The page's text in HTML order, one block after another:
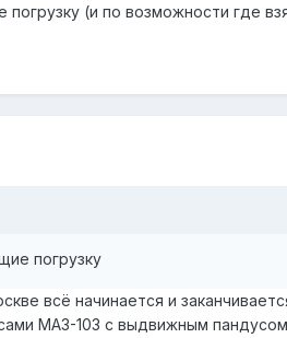
(и по возможности где
погрузку
всё начинается и
МАЗ-103 с выдвижным